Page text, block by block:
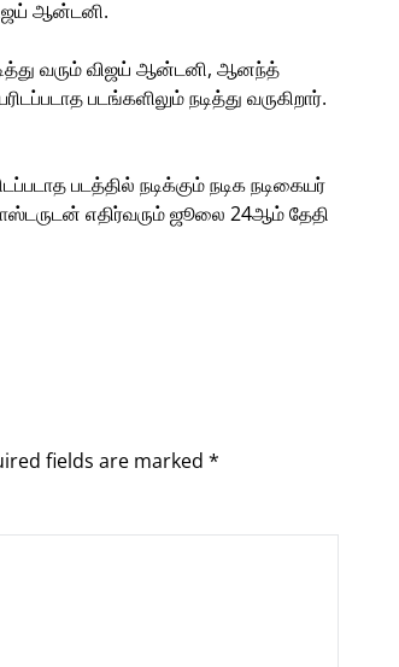
ஆன்டனி.
வரும் விஜய் ஆன்டனி, ஆனந்த்
படங்களிலும் நடித்து வருகிறார்.
படத்தில் நடிக்கும் நடிக நடிகையர்
எதிர்வரும் ஜூலை 24ஆம் தேதி
fields are marked *